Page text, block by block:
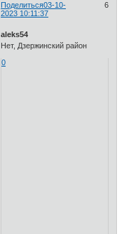
Поделиться 6
03-10-
2023 10:11:37
aleks54
Нет, Дзержинский район
0